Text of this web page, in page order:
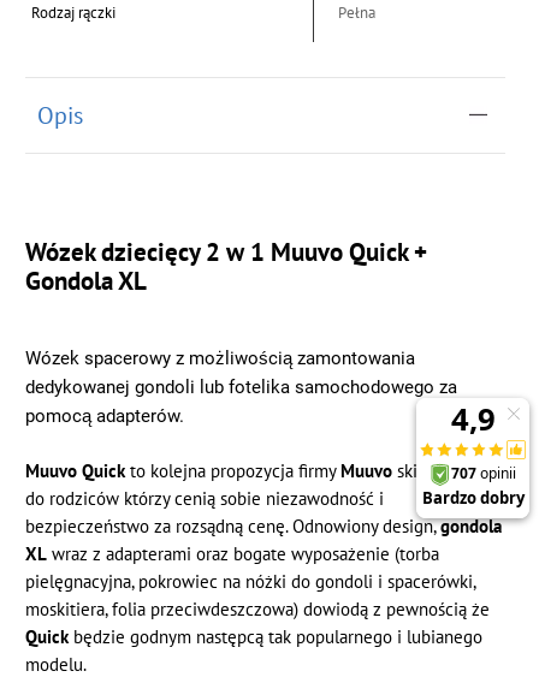
Rodzaj rączki
Pełna
Opis
Wózek dziecięcy 2 w 1 Muuvo Quick +
Gondola XL
Wózek spacerowy z możliwością zamontowania
dedykowanej gondoli lub fotelika samochodowego za
pomocą adapterów.
Muuvo Quick to kolejna propozycja firmyMuuvo skierowana
do rodziców którzy cenią sobie niezawodność i
bezpieczeństwo za rozsądną cenę. Odnowiony design,gondola
XL wraz z adapterami oraz bogate wyposażenie (torba
pielęgnacyjna, pokrowiec na nóżki do gondoli i spacerówki,
moskitiera, folia przeciwdeszczowa) dowiodą z pewnością że
Quick będzie godnym następcą tak popularnego i lubianego
modelu.